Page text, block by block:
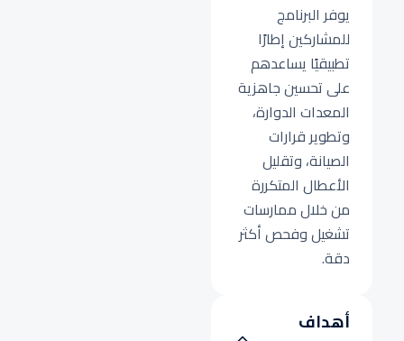
يوفر البرنامج
للمشاركين إطارًا
تطبيقيًا يساعدهم
على تحسين جاهزية
المعدات الدوارة،
وتطوير قرارات
الصيانة، وتقليل
الأعطال المتكررة
من خلال ممارسات
تشغيل وفحص أكثر
دقة.
أهداف